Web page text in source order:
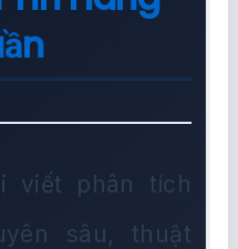
viết phân tích
sâu, thuật